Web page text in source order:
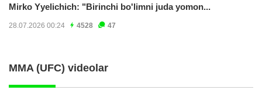
Mirko Yyelichich: "Birinchi bo'limni juda yomon...
28.07.2026 00:24 4528 47
MMA (UFC) videolar